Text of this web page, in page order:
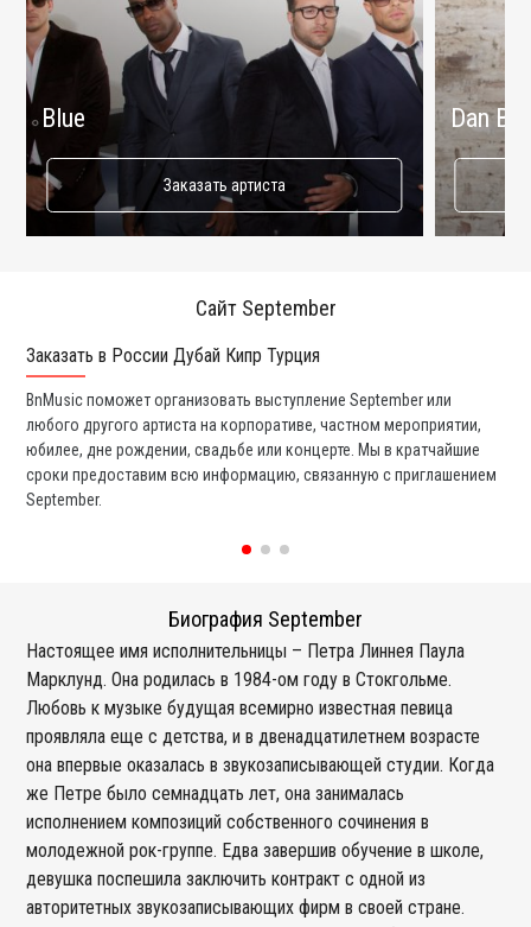
Blue
Заказать артиста
Dan
Сайт September
Заказать в России Дубай Кипр Турция
BnMusic поможет организовать выступление September или
любого другого артиста на корпоративе, частном мероприятии,
юбилее, дне рождении, свадьбе или концерте. Мы в кратчайшие
сроки предоставим всю информацию, связанную с приглашением
September.
Биография September
Настоящее имя исполнительницы – Петра Линнея Паула
Марклунд. Она родилась в 1984-ом году в Стокгольме.
Любовь к музыке будущая всемирно известная певица
проявляла еще с детства, и в двенадцатилетнем возрасте
она впервые оказалась в звукозаписывающей студии. Когда
же Петре было семнадцать лет, она занималась
исполнением композиций собственного сочинения в
молодежной рок-группе. Едва завершив обучение в школе,
девушка поспешила заключить контракт с одной из
авторитетных звукозаписывающих фирм в своей стране.